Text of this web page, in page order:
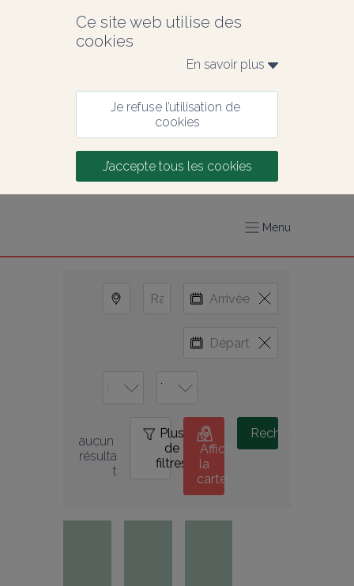
Ce site web utilise des
cookies
En savoir plus
Je refuse l’utilisation de
cookies
J’accepte tous les cookies
Menu
aucun
résulta
t
Plus
de
filtres
Afficher
la
carte
Rechercher